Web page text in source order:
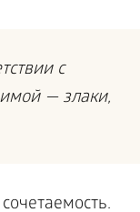
с
— злаки,